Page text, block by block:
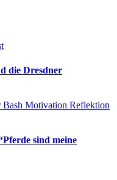
die Dresdner
Bash Motivation Reflektion
sind meine